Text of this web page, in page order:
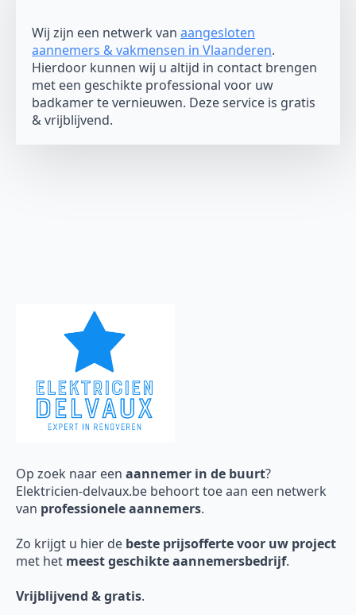
Wij zijn een netwerk van aangesloten
aannemers & vakmensen in Vlaanderen.
Hierdoor kunnen wij u altijd in contact brengen
met een geschikte professional voor uw
badkamer te vernieuwen. Deze service is gratis
& vrijblijvend.
Op zoek naar een aannemer in de buurt?
Elektricien-delvaux.be behoort toe aan een netwerk
van professionele aannemers.
Zo krijgt u hier de beste prijsofferte voor uw project
met het meest geschikte aannemersbedrijf.
Vrijblijvend & gratis.